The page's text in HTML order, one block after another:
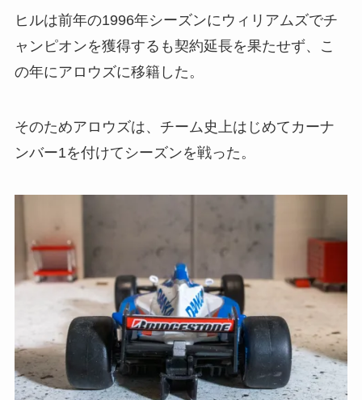
ヒルは前年の1996年シーズンにウィリアムズでチ
ャンピオンを獲得するも契約延長を果たせず、こ
の年にアロウズに移籍した。
そのためアロウズは、チーム史上はじめてカーナ
ンバー1を付けてシーズンを戦った。